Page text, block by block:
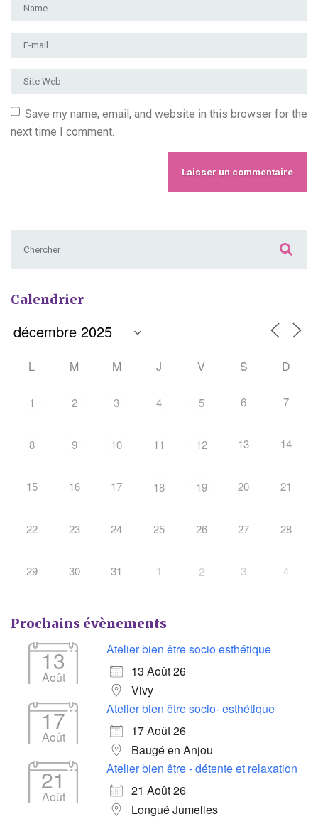
Prénom et nom
Adresse e-mail
Site Web
Save my name, email, and website in this browser for the
next time I comment.
Calendrier
L M M J V S D
1 2 3 4 5 6 7
8 9 10 11 12 13 14
15 16 17 18 19 20 21
22 23 24 25 26 27 28
29 30 31 1 2 3 4
Prochains évènements
13
Août
Atelier bien être socio esthétique
13 Août 26
Vivy
17
Août
Atelier bien être socio- esthétique
17 Août 26
Baugé en Anjou
21
Août
Atelier bien être - détente et relaxation
21 Août 26
Longué Jumelles